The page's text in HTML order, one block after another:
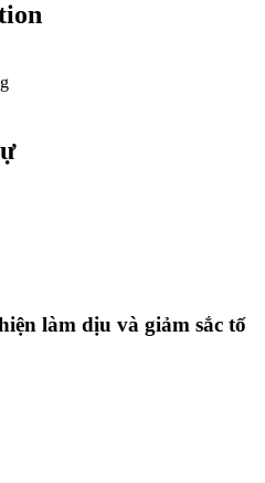
làm dịu và giảm sắc tố